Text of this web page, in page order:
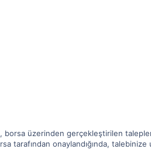
borsa üzerinden gerçekleştirilen
tarafından onaylandığında, talebinize